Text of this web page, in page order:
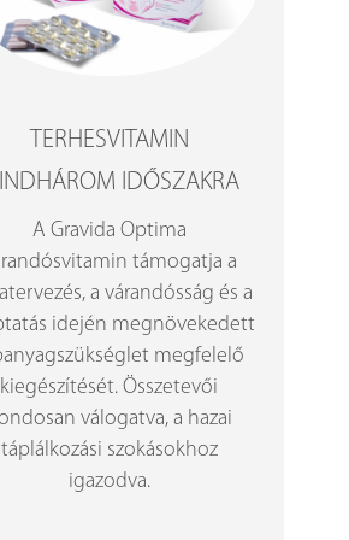
TERHESVITAMIN
IDŐSZAKRA
A Gravida Optima
támogatja a
a várandósság és a
idején megnövekedett
megfelelő
kiegészítését. Összetevői
válogatva, a hazai
táplálkozási szokásokhoz
igazodva.